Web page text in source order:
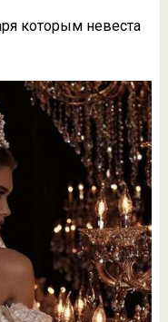
которым невеста